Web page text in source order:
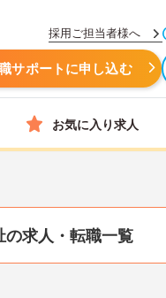
採用ご担当者様へ
サポートに申し込む
お気に入り求人
の求人・転職一覧